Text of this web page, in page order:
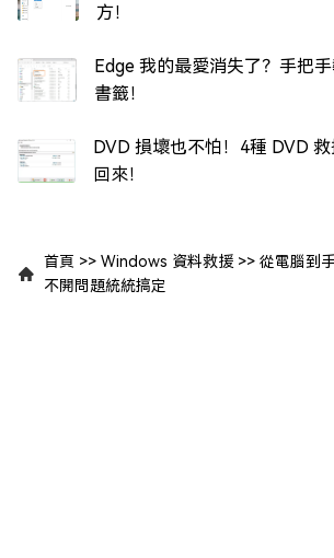
方！
Edge 我的最愛消失了？手把
書籤！
DVD 損壞也不怕！4種 DVD
回來！
首頁 >> Windows 資料救援 >> 從電腦到
不開問題統統搞定